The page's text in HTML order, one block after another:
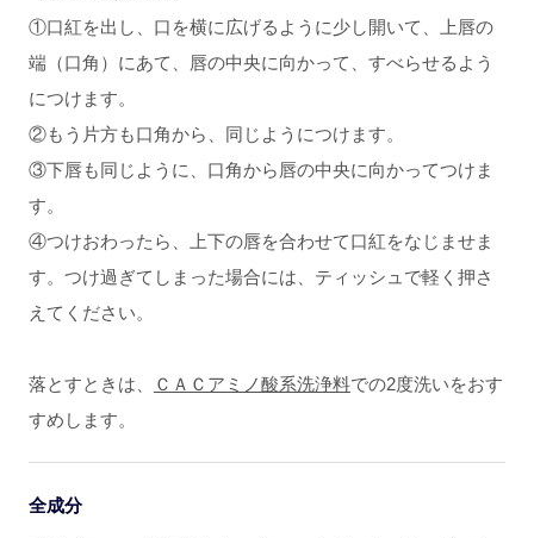
①口紅を出し、口を横に広げるように少し開いて、上唇の
端（口角）にあて、唇の中央に向かって、すべらせるよう
につけます。
②もう片方も口角から、同じようにつけます。
③下唇も同じように、口角から唇の中央に向かってつけま
す。
④つけおわったら、上下の唇を合わせて口紅をなじませま
す。つけ過ぎてしまった場合には、ティッシュで軽く押さ
えてください。
落とすときは、 ＣＡＣアミノ酸系洗浄料での2度洗いをおす
すめします。
全成分